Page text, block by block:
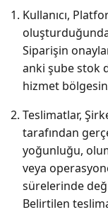
Kullanıcı,
Siparişin
anki şube stok
hizmet
Teslimatlar,
tarafından
yoğunluğu,
veya
sürelerinde
Belirtilen